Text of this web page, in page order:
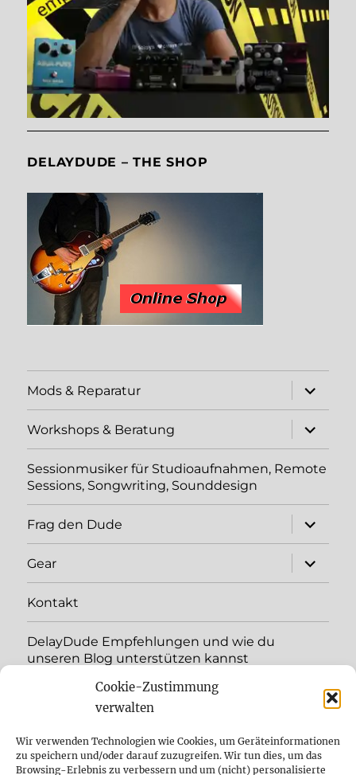
Cookie-Zustimmung
verwalten
Wir verwenden Technologien wie Cookies, um Geräteinformationen
zu speichern und/oder darauf zuzugreifen. Wir tun dies, um das
Browsing-Erlebnis zu verbessern und um (nicht) personalisierte
DELAYDUDE – THE SHOP
Mods & Reparatur
öffnen
Workshops & Beratung
öffnen
Sessionmusiker für Studioaufnahmen, Remote
Sessions, Songwriting, Sounddesign
Frag den Dude
öffnen
Gear
öffnen
Kontakt
DelayDude Empfehlungen und wie du
unseren Blog unterstützen kannst
öffnen
YouTube